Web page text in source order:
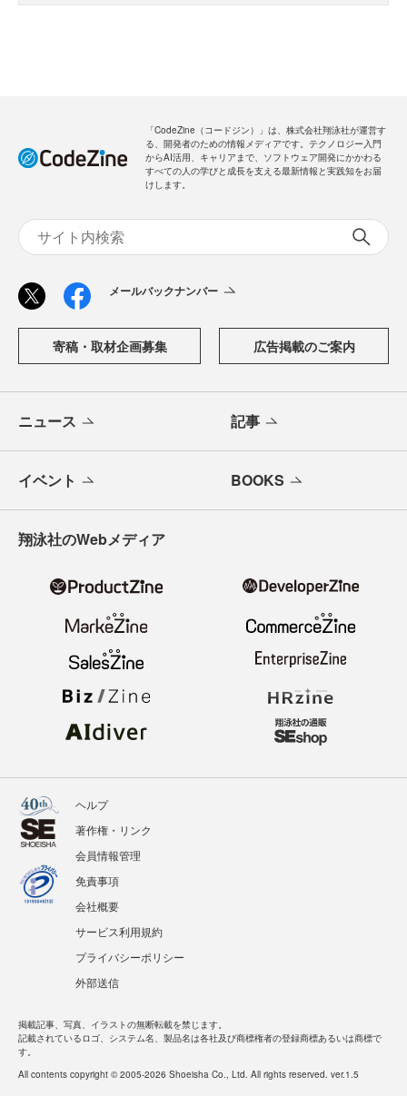
「CodeZine（コードジン）」は、株式会社翔泳社が運営す
る、開発者のための情報メディアです。テクノロジー入門
からAI活用、キャリアまで、ソフトウェア開発にかかわる
すべての人の学びと成長を支える最新情報と実践知をお届
けします。
メールバックナンバー
寄稿・取材企画募集 広告掲載のご案内
ニュース 記事
イベント BOOKS
翔泳社のWebメディア
ヘルプ
著作権・リンク
会員情報管理
免責事項
会社概要
サービス利用規約
プライバシーポリシー
外部送信
掲載記事、写真、イラストの無断転載を禁じます。
記載されているロゴ、システム名、製品名は各社及び商標権者の登録商標あるいは商標で
す。
All contents copyright © 2005-2026 Shoeisha Co., Ltd. All rights reserved. ver.1.5